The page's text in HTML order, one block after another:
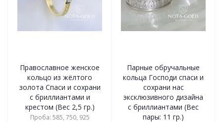
Православное женское
кольцо из жёлтого
золота Спаси и сохрани
с бриллиантами и
крестом (Вес 2,5 гр.)
Проба: 585, 750, 925
Парные обручальные
кольца Господи спаси и
сохрани нас
эксклюзивного дизайна
с бриллиантами (Вес
пары: 11 гр.)